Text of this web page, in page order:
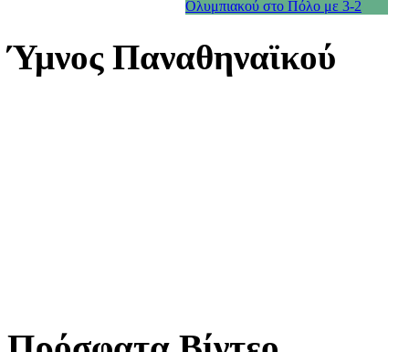
Ολυμπιακού στο Πόλο με 3-2
Ύμνος Παναθηναϊκού